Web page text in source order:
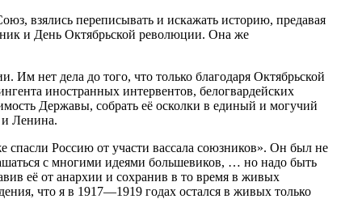
взялись переписывать и искажать историю, предавая
и День Октябрьской революции. Она же
нет дела до того, что только благодаря Октябрьской
иностранных интервентов, белогвардейских
Державы, собрать её осколки в единый и могучий
и Ленина.
Россию от участи вассала союзников». Он был не
с многими идеями большевиков, … но надо быть
её от анархии и сохранив в то время в живых
что я в 1917—1919 годах остался в живых только